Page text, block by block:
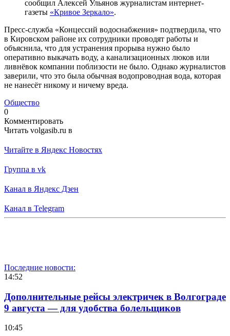
сообщил Алексей Ульянов журналистам интернет-
газеты «Кривое Зеркало».
Пресс-служба «Концессий водоснабжения» подтвердила, что
в Кировском районе их сотрудники проводят работы и
объяснила, что для устранения прорыва нужно было
оперативно выкачать воду, а канализационных люков или
ливнёвок компании поблизости не было. Однако журналистов
заверили, что это была обычная водопроводная вода, которая
не нанесёт никому и ничему вреда.
Общество
0
Комментировать
Читать volgasib.ru в
Читайте в Яндекс Новостях
Группа в vk
Канал в Яндекс Дзен
Канал в Telegram
Последние новости:
14:52
Дополнительные рейсы электричек в Волгограде
9 августа — для удобства болельщиков
10:45